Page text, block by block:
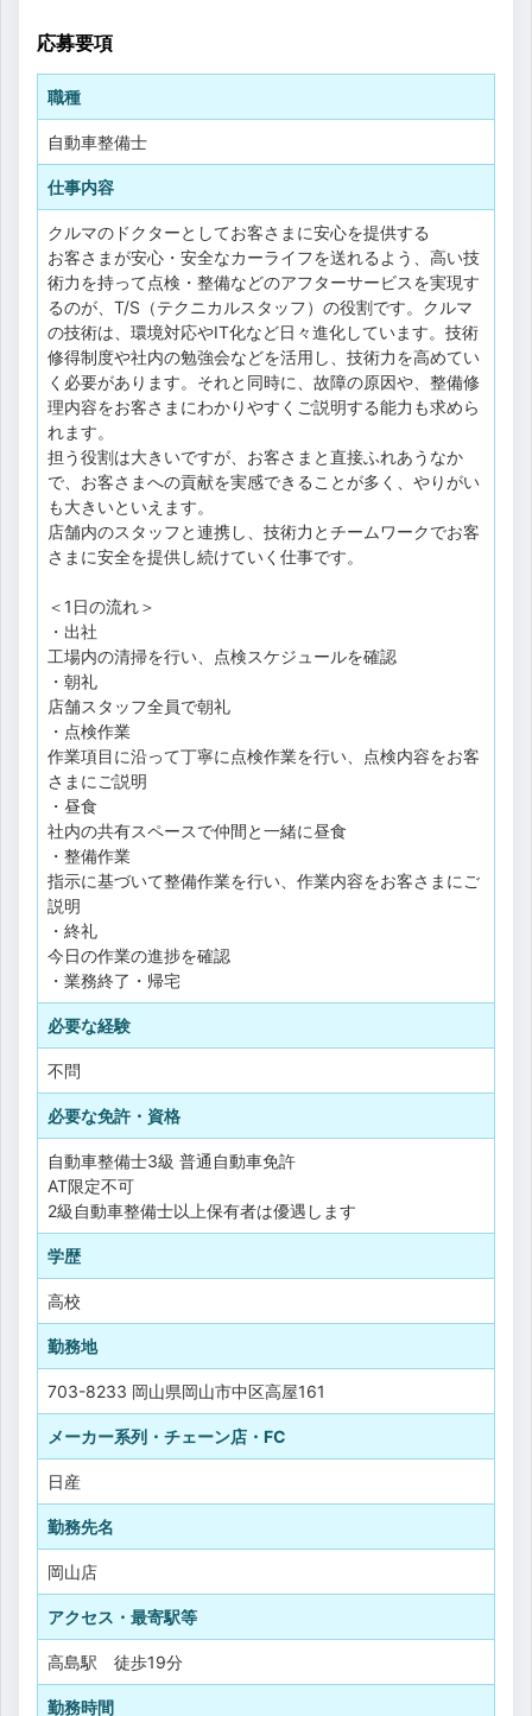
応募要項
職種
自動車整備士
仕事内容
クルマのドクターとしてお客さまに安心を提供する
お客さまが安心・安全なカーライフを送れるよう、高い技
術力を持って点検・整備などのアフターサービスを実現す
るのが、T/S（テクニカルスタッフ）の役割です。クルマ
の技術は、環境対応やIT化など日々進化しています。技術
修得制度や社内の勉強会などを活用し、技術力を高めてい
く必要があります。それと同時に、故障の原因や、整備修
理内容をお客さまにわかりやすくご説明する能力も求めら
れます。
担う役割は大きいですが、お客さまと直接ふれあうなか
で、お客さまへの貢献を実感できることが多く、やりがい
も大きいといえます。
店舗内のスタッフと連携し、技術力とチームワークでお客
さまに安全を提供し続けていく仕事です。
＜1日の流れ＞
・出社
工場内の清掃を行い、点検スケジュールを確認
・朝礼
店舗スタッフ全員で朝礼
・点検作業
作業項目に沿って丁寧に点検作業を行い、点検内容をお客
さまにご説明
・昼食
社内の共有スペースで仲間と一緒に昼食
・整備作業
指示に基づいて整備作業を行い、作業内容をお客さまにご
説明
・終礼
今日の作業の進捗を確認
・業務終了・帰宅
必要な経験
不問
必要な免許・資格
自動車整備士3級 普通自動車免許
AT限定不可
2級自動車整備士以上保有者は優遇します
学歴
高校
勤務地
703-8233 岡山県岡山市中区高屋161
メーカー系列・チェーン店・FC
日産
勤務先名
岡山店
アクセス・最寄駅等
高島駅 徒歩19分
勤務時間